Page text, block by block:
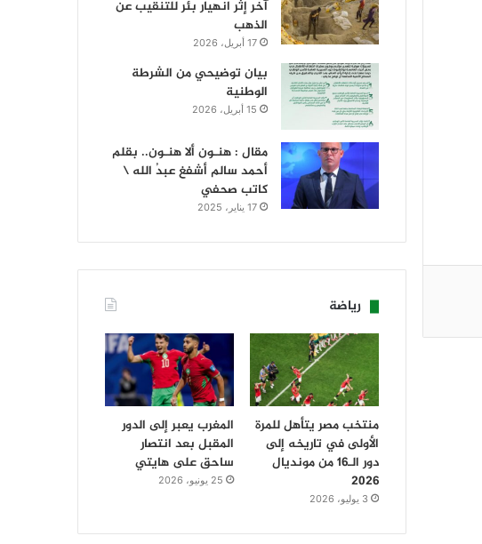
آخر إثر انهيار بئر للتنقيب عن
الذهب
17 أبريل، 2026
بيان توضيحي من الشرطة
الوطنية
15 أبريل، 2026
مقال : هنـون ألا هنـون.. بقلم
أحمد سالم أشفغ عبدُ الله \
كاتب صحفي
17 يناير، 2025
رياضة
منتخب مصر يتأهل للمرة
الأولى في تاريخه إلى
دور الـ16 من مونديال
2026
3 يوليو، 2026
المغرب يعبر إلى الدور
المقبل بعد انتصار
ساحق على هايتي
25 يونيو، 2026